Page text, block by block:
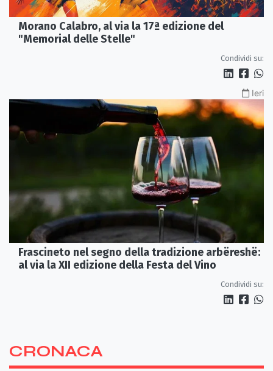
Morano Calabro, al via la 17ª edizione del
"Memorial delle Stelle"
Condividi su:
Ieri
Frascineto nel segno della tradizione arbëreshë:
al via la XII edizione della Festa del Vino
Condividi su:
CRONACA